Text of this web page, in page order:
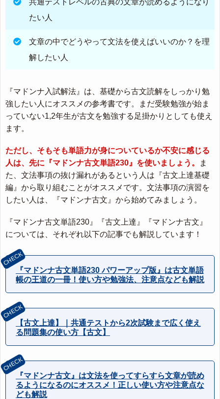
たい人
文章の中でどうやって文法を使えばいいのか？を理
解したい人
『マドンナ入試解法』は、基礎から古文読解をしっかり勉
強したい人にオススメの参考書です。まだ受験勉強が始ま
っていない1,2年生が古文を勉強する足掛かりとしても使え
ます。
ただし、そもそも単語力が身についているか不安に感じる
人は、先に『マドンナ古文単語230』を使いましょう。
ま
た、文法事項の抜け漏れがあるという人は『古文上達基礎
編』から取り組むことがオススメです。文法事項の演習を
したい人は、『マドンナ古文』から始めてみましょう。
『マドンナ古文単語230』『古文上達』『マドンナ古文』
については、それぞれ以下の記事でも解説しています！
『マドンナ古文単語230 パワーアップ版』は古文単語
帳の王道の一冊！使い方や勉強法、注意点なども解説
【古文上達】｜共通テストから2次試験まで広く使え
る問題集の使い方【古文】
『マドンナ古文』は文法を使ってすらすら文章が読め
るようになるのにオススメ！正しい使い方や注意点な
ども解説